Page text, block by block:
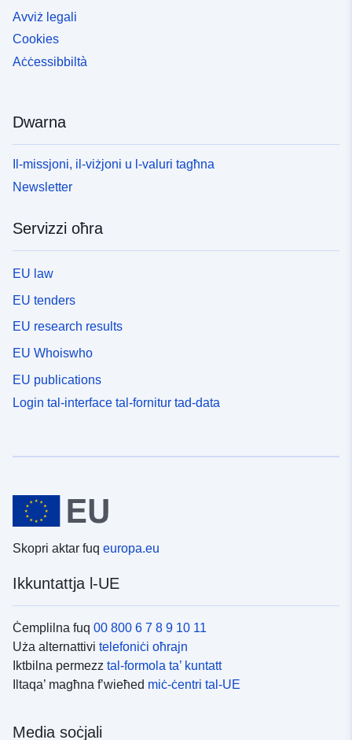
Avviż legali
Cookies
Aċċessibbiltà
Dwarna
Il-missjoni, il-viżjoni u l-valuri tagħna
Newsletter
Servizzi oħra
EU law
EU tenders
EU research results
EU Whoiswho
EU publications
Login tal-interface tal-fornitur tad-data
Skopri aktar fuq europa.eu
Ikkuntattja l-UE
Ċemplilna fuq 00 800 6 7 8 9 10 11
Uża alternattivi telefoniċi oħrajn
Iktbilna permezz tal-formola ta’ kuntatt
Iltaqa’ magħna f’wieħed miċ-ċentri tal-UE
Media soċjali